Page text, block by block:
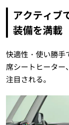
アクティブ
装備を満載
快適性・使い勝手
席シートヒーター
注目される。